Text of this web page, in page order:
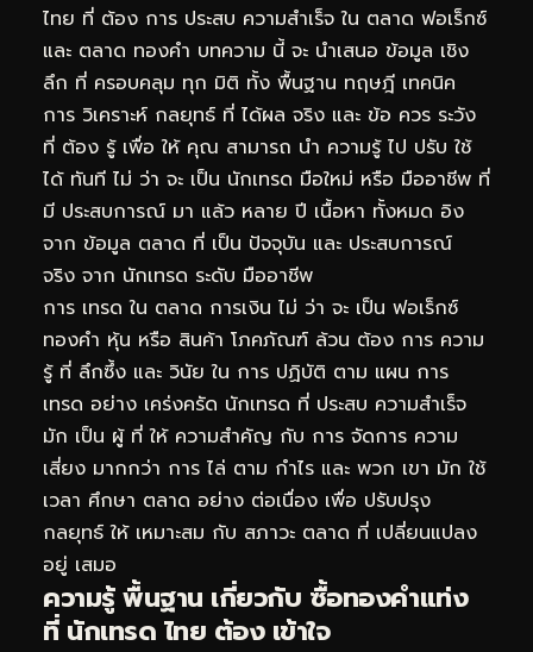
ไทย ที่ ต้อง การ ประสบ ความสำเร็จ ใน ตลาด ฟอเร็กซ์
และ ตลาด ทองคำ บทความ นี้ จะ นำเสนอ ข้อมูล เชิง
ลึก ที่ ครอบคลุม ทุก มิติ ทั้ง พื้นฐาน ทฤษฎี เทคนิค
การ วิเคราะห์ กลยุทธ์ ที่ ได้ผล จริง และ ข้อ ควร ระวัง
ที่ ต้อง รู้ เพื่อ ให้ คุณ สามารถ นำ ความรู้ ไป ปรับ ใช้
ได้ ทันที ไม่ ว่า จะ เป็น นักเทรด มือใหม่ หรือ มืออาชีพ ที่
มี ประสบการณ์ มา แล้ว หลาย ปี เนื้อหา ทั้งหมด อิง
จาก ข้อมูล ตลาด ที่ เป็น ปัจจุบัน และ ประสบการณ์
จริง จาก นักเทรด ระดับ มืออาชีพ
การ เทรด ใน ตลาด การเงิน ไม่ ว่า จะ เป็น ฟอเร็กซ์
ทองคำ หุ้น หรือ สินค้า โภคภัณฑ์ ล้วน ต้อง การ ความ
รู้ ที่ ลึกซึ้ง และ วินัย ใน การ ปฏิบัติ ตาม แผน การ
เทรด อย่าง เคร่งครัด นักเทรด ที่ ประสบ ความสำเร็จ
มัก เป็น ผู้ ที่ ให้ ความสำคัญ กับ การ จัดการ ความ
เสี่ยง มากกว่า การ ไล่ ตาม กำไร และ พวก เขา มัก ใช้
เวลา ศึกษา ตลาด อย่าง ต่อเนื่อง เพื่อ ปรับปรุง
กลยุทธ์ ให้ เหมาะสม กับ สภาวะ ตลาด ที่ เปลี่ยนแปลง
อยู่ เสมอ
ความรู้ พื้นฐาน เกี่ยวกับ ซื้อทองคำแท่ง
ที่ นักเทรด ไทย ต้อง เข้าใจ